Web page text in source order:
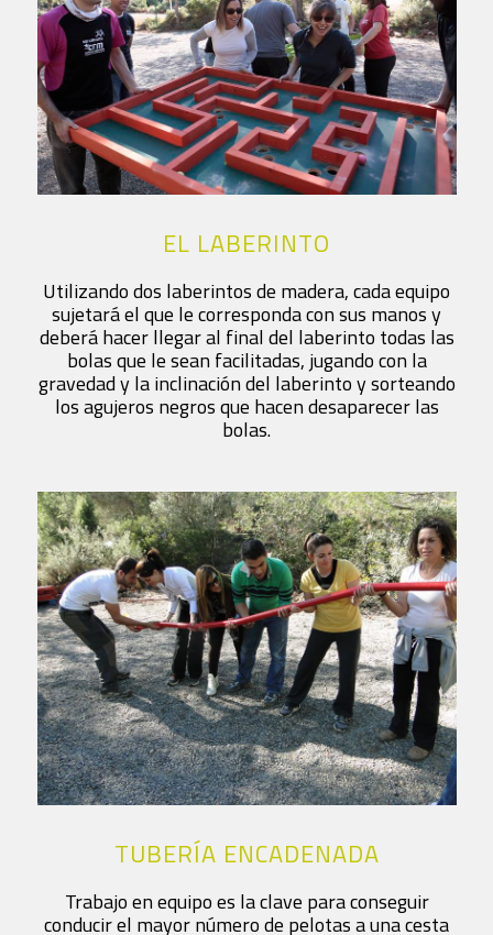
EL LABERINTO
Utilizando dos laberintos de madera, cada equipo
sujetará el que le corresponda con sus manos y
deberá hacer llegar al final del laberinto todas las
bolas que le sean facilitadas, jugando con la
gravedad y la inclinación del laberinto y sorteando
los agujeros negros que hacen desaparecer las
bolas.
TUBERÍA ENCADENADA
Trabajo en equipo es la clave para conseguir
conducir el mayor número de pelotas a una cesta